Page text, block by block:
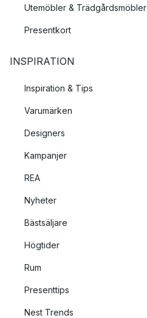
Utemöbler & Trädgårdsmöbler
Presentkort
INSPIRATION
Inspiration & Tips
Varumärken
Designers
Kampanjer
REA
Nyheter
Bästsäljare
Högtider
Rum
Presenttips
Nest Trends